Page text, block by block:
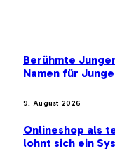
Berühmte
Namen für
9. August 2026
Onlineshop als
lohnt sich ein